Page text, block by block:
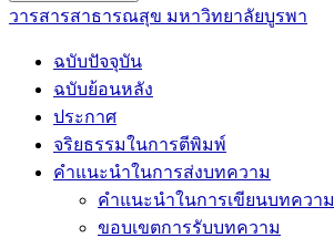
วารสารสาธารณสุข มหาวิทยาลัยบูรพา
ฉบับปัจจุบัน
ฉบับย้อนหลัง
ประกาศ
จริยธรรมในการตีพิมพ์
คำแนะนำในการส่งบทความ
คำแนะนำในการเขียนบทความ
ขอบเขตการรับบทความ